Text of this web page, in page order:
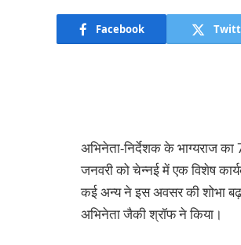
Facebook
अभिनेता-निर्देशक के भाग्यराज
जनवरी को चेन्नई में एक विशेष
कई अन्य ने इस अवसर की शोभा
अभिनेता जैकी श्रॉफ ने किया।